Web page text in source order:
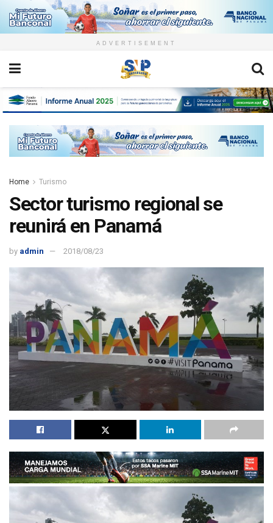
ADVERTISEMENT
Home Turismo
Sector turismo regional se
reunirá en Panamá
by admin 2018/08/23